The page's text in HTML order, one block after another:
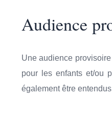
Audience
Une audience
pour les enfants et/ou
également être